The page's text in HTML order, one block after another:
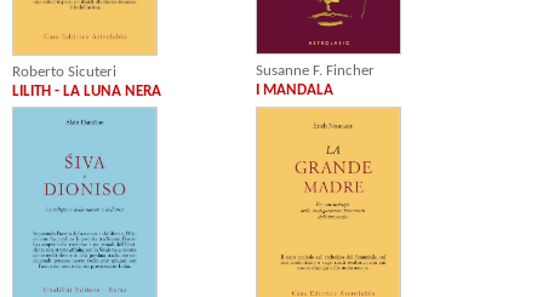
Roberto Sicuteri
LILITH - LA LUNA NERA
Susanne F. Fincher
I MANDALA